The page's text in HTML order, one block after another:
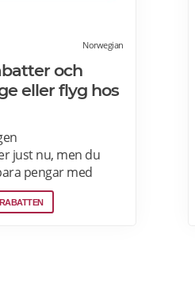
Norwegian
och
eller flyg hos
just nu, men du
pengar med
lojalitetsprogram.
dem för att få